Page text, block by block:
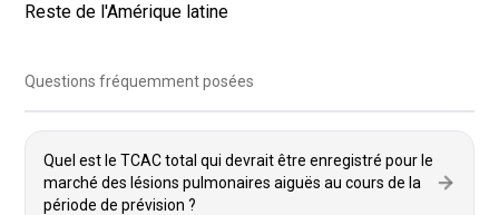
Reste de l'Amérique latine
Questions fréquemment posées
Quel est le TCAC total qui devrait être enregistré pour le
marché des lésions pulmonaires aiguës au cours de la
période de prévision ?